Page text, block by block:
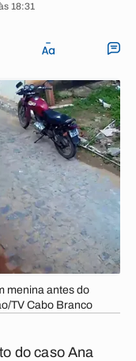
18:31
menina antes do
TV Cabo Branco
do caso Ana